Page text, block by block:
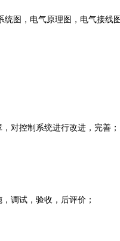
图，电气原理图，电气接线图
对控制系统进行改进，完善；
调试，验收，后评价；